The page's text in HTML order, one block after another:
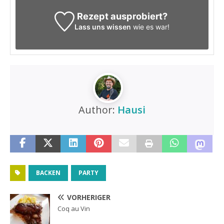
Rezept ausprobiert?
Lass uns wissen wie es war!
Author: Hausi
BACKEN PARTY
VORHERIGER
Coq au Vin